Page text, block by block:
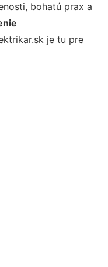
bohatú prax a
je tu pre